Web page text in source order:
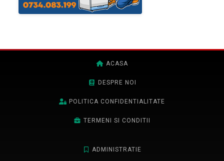
ACASA
DESPRE NOI
POLITICA CONFIDENTIALITATE
TERMENI SI CONDITII
ADMINISTRATIE